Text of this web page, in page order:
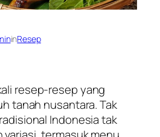
inResep
resep-resep yang
tanah nusantara. Tak
Indonesia tak